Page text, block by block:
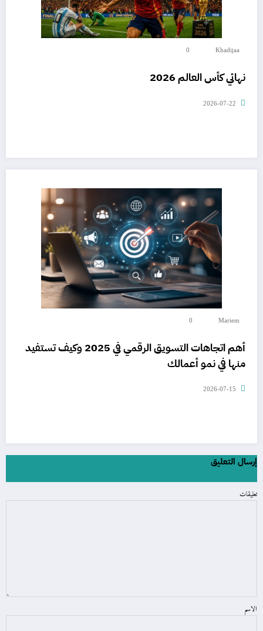
Khadijaa
0
نهائي كأس العالم 2026
2026-07-22
Mariem
0
أهم اتجاهات التسويق الرقمي في 2025 وكيف تستفيد
منها في نمو أعمالك
2026-07-15
إرسال التعليق
تعليقات
الاسم